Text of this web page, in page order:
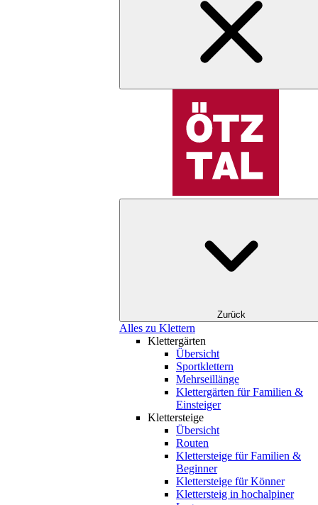
Zurück
Alles zu Klettern
Klettergärten
Übersicht
Sportklettern
Mehrseillänge
Klettergärten für Familien &
Einsteiger
Klettersteige
Übersicht
Routen
Klettersteige für Familien &
Beginner
Klettersteige für Könner
Klettersteig in hochalpiner